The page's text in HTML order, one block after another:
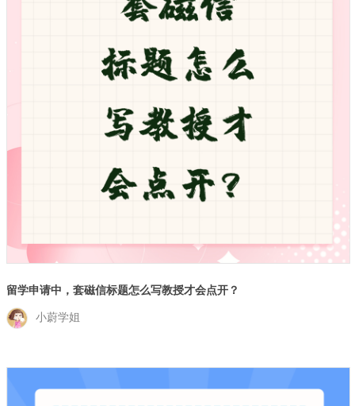
留学申请中，套磁信标题怎么写教授才会点开？
小蔚学姐